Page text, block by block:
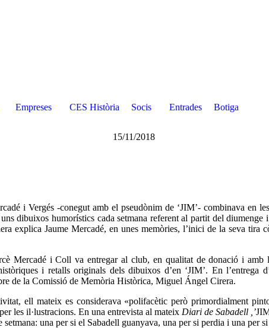
Empreses CES Història Socis Entrades Botiga
15/11/2018
i Vergés -conegut amb el pseudònim de ‘JIM’- combinava en
dibuixos humorístics cada setmana referent al partit del
explica Jaume Mercadé, en unes memòries, l’inici de la seva tira
Mercadé i Coll va entregar al club, en qualitat de donació i
i retalls originals dels dibuixos d’en ‘JIM’. En l’entrega
de la Comissió de Memòria Històrica, Miguel Ángel Cirera.
ell mateix es considerava «polifacètic però primordialment
les il·lustracions. En una entrevista al mateix Diari de Sabadell ,’
una per si el Sabadell guanyava, una per si perdia i una per